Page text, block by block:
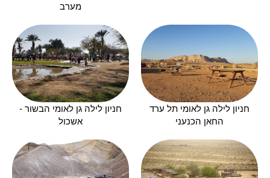
מערב
חניון לילה גן לאומי תל ערד
החאן הכנעני
חניון לילה גן לאומי הבשור -
אשכול